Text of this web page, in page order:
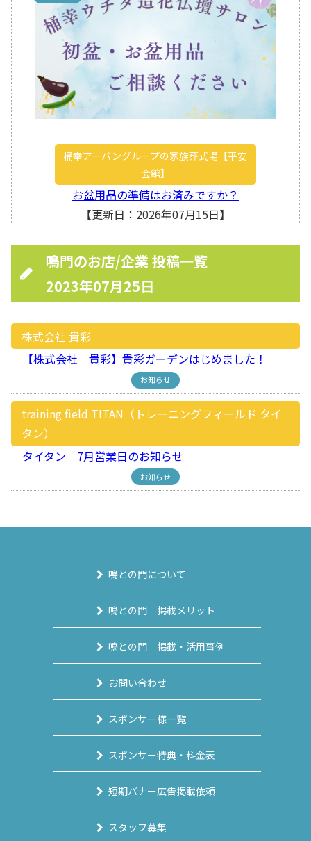
桶幸アーバングループの家族葬式場【平安
会館】
お盆用品の準備はお済みですか？
【更新日：2026年07月15日】
鳴門のお店/企業 投稿一覧
2023年07月25日
株式会社 貴彩
【株式会社 貴彩】貴彩ガーデンはじめました！
お知らせ
training field TITAN（トレーニングフィールド タイ
タン）
タイタン 7月営業日のお知らせ
お知らせ
鳴との門について
鳴との門 掲載メリット
鳴との門 掲載・活用事例
お問い合わせ
スポンサー様一覧
スポンサー特典・料金表
短期バナー広告掲載依頼
スタッフ募集